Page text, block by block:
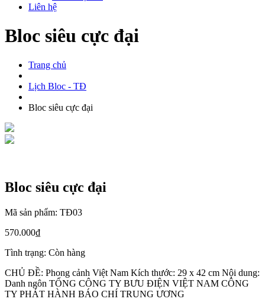
Liên hệ
Bloc siêu cực đại
Trang chủ
Lịch Bloc - TĐ
Bloc siêu cực đại
Bloc siêu cực đại
Mã sản phẩm: TĐ03
570.000₫
Tình trạng: Còn hàng
CHỦ ĐỀ: Phong cảnh Việt Nam Kích thước: 29 x 42 cm Nội dung:
Danh ngôn TỔNG CÔNG TY BƯU ĐIỆN VIỆT NAM CÔNG
TY PHÁT HÀNH BÁO CHÍ TRUNG ƯƠNG